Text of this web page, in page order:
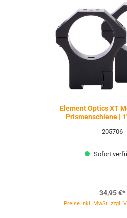
Element Optics XT
Prismenschiene |
205706
Sofort
34,95 €*
Preise inkl. MwSt. zzgl.